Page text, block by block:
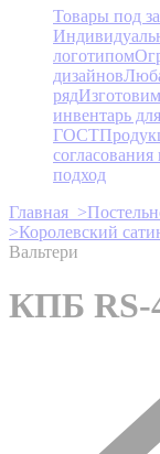
Товары под
логотипом
дизайнов
ряд
инвентарь
ГОСТ
согласования
подход
Главная >
>Королевский
Вальтери
КПБ RS-